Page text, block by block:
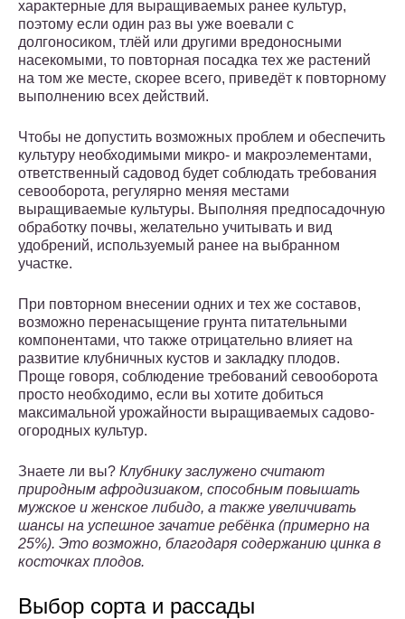
характерные для выращиваемых ранее культур,
поэтому если один раз вы уже воевали с
долгоносиком, тлёй или другими вредоносными
насекомыми, то повторная посадка тех же растений
на том же месте, скорее всего, приведёт к повторному
выполнению всех действий.
Чтобы не допустить возможных проблем и обеспечить
культуру необходимыми микро- и макроэлементами,
ответственный садовод будет соблюдать требования
севооборота, регулярно меняя местами
выращиваемые культуры. Выполняя предпосадочную
обработку почвы, желательно учитывать и вид
удобрений, используемый ранее на выбранном
участке.
При повторном внесении одних и тех же составов,
возможно перенасыщение грунта питательными
компонентами, что также отрицательно влияет на
развитие клубничных кустов и закладку плодов.
Проще говоря, соблюдение требований севооборота
просто необходимо, если вы хотите добиться
максимальной урожайности выращиваемых садово-
огородных культур.
Знаете ли вы? Клубнику заслужено считают
природным афродизиаком, способным повышать
мужское и женское либидо, а также увеличивать
шансы на успешное зачатие ребёнка (примерно на
25%). Это возможно, благодаря содержанию цинка в
косточках плодов.
Выбор сорта и рассады